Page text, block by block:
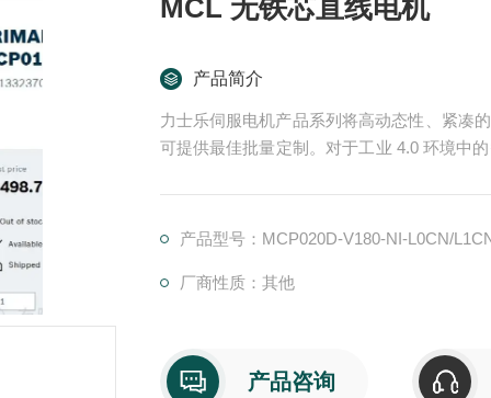
MCL 无铁芯直线电机
产品简介
力士乐伺服电机产品系列将高动态性、紧凑
可提供最佳批量定制。对于工业 4.0 环境中
产品型号：MCP020D-V180-NI-L0CN/
厂商性质：其他
产品咨询